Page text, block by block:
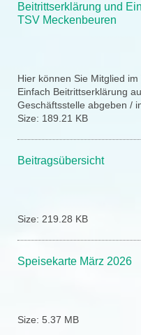
Beitrittserklärung und
TSV Meckenbeuren
Hier können Sie Mitglied
Einfach Beitrittserklärung
Geschäftsstelle abgeben /
Size: 189.21 KB
Beitragsübersicht
Size: 219.28 KB
Speisekarte März 2026
Size: 5.37 MB